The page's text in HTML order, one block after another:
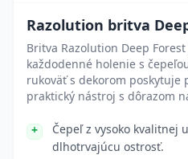
Razolution britva
Britva Razolution Deep
každodenné holenie s
rukoväť s dekorom
praktický nástroj s dôrazom
Čepeľ z vysoko kvalitnej
dlhotrvajúcu ostrosť.